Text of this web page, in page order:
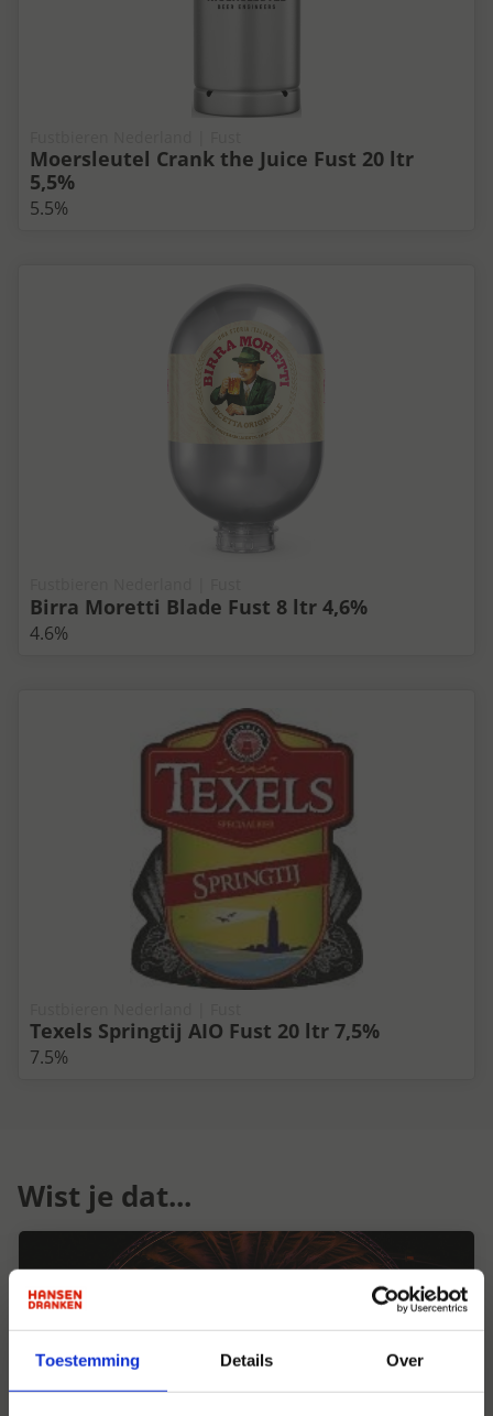
Toestemming Details Over
Moersleutel Crank the Juice Fust 20 ltr
5,5%
5.5%
Birra Moretti Blade Fust 8 ltr 4,6%
4.6%
Texels Springtij AIO Fust 20 ltr 7,5%
7.5%
Wist je dat...